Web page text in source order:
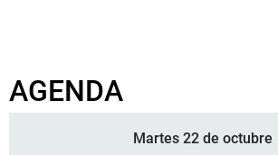
AGENDA
Martes 22 de octubre